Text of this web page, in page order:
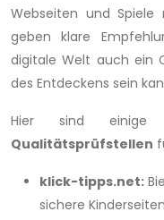
Webseiten und Spiele
geben klare
digitale Welt auch ein
des Entdeckens sein
Hier sind
Qualitätsprüfstellen
klick-tipps.net:
sichere